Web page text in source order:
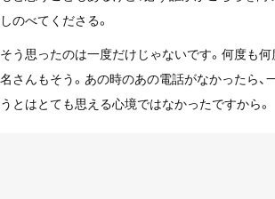
しのべてくださる。
そう思ったのは一度だけじゃないです。何度も何
名さんもそう。あの時のあの電話がなかったら、
うとはとても思える心境ではなかったですから。